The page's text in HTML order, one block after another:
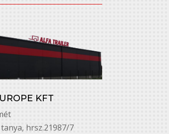
KFT
tanya, hrsz.21987/7